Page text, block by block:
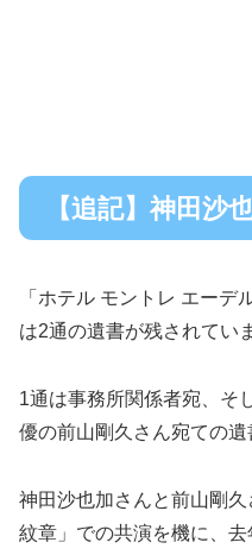
【追記】神田沙
「ホテル モントレ エーデ
は2通の遺書が残されてい
1通は事務所関係者宛、そ
優の前山剛久さん宛ての遺
神田沙也加さんと前山剛
紋章」での共演を機に、